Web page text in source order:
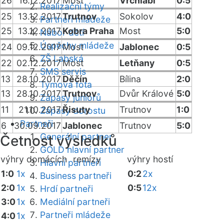
Realizační týmy
Partneři mládeže
Nábor dětí
Úspěchy mládeže
ZŠ Labská
SMS servis
Týmová fota
Zápasy juniorů
Zápasy dorostu
Partneři
Generální partner
GOLD hlavní partner
Hlavní partneři
Business partneři
Hrdí partneři
Mediální partneři
Partneři mládeže
25
13.12.2017Trutnov Sokolov
4:0
25
13.12.2017Kobra Praha Most
5:0
24 09.12.2017Most Jablonec
0:5
22 02.12.2017Most Letňany
0:5
13
28.10.2017 Děčín Bílina
2:0
13
28.10.2017Trutnov Dvůr Králové 5:0
11
21.10.2017Řisuty Trutnov
1:0
6
30.09.2017Jablonec Trutnov 5:0
Četnost výsledků
výhry domácíchremízy výhry hostí
1:0 1x
2:01x
3:01x
4:01x
0:22x
0:512x